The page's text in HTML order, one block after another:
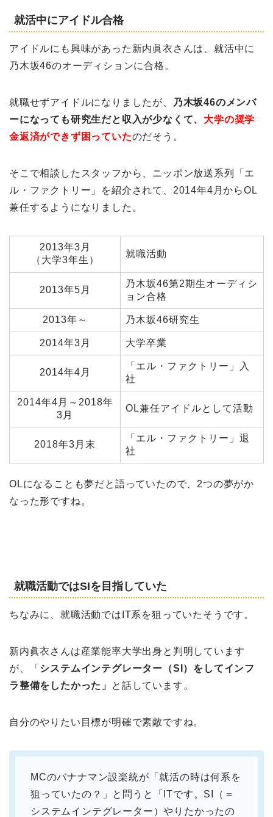
就活中にアイドル合格
アイドルにも興味があった新内眞衣さんは、就活中に
乃木坂46のオーディションに合格。
就職せずアイドルになりましたが、
乃木坂46のメンバ
ーになっても研究生だと収入が少なくて、 大学の奨学
金返済ができず困っていたのだそう。
そこで相談したスタッフから、ニッポン放送系列「エ
ル・ファクトリー」を紹介されて、2014年4月からOL
兼任するようになりました。
2013年3月
（大学3年生）
就職活動
2013年5月
乃木坂46第2期生オーディシ
ョン合格
2013年～ 乃木坂46研究生
2014年3月 大学卒業
2014年4月
「エル・ファクトリー」入
社
2014年4月～2018年
3月
OL兼任アイドルとして活動
2018年3月末
「エル・ファクトリー」退
社
OLになることも夢だと語っていたので、2つの夢がか
なった形ですね。
就職活動ではSIを目指していた
ちなみに、就職活動ではIT系を狙っていたそうです。
新内眞衣さんは産業能率大学出身と判明しています
が、「 システムインテグレーター（SI）をしてインフ
ラ整備をしたかった」
と話しています。
自分のやりたい目標が明確で素敵ですね。
MCのバナナマン設楽統が「就活の時は何系を
狙っていたの？」と問うと「ITです。SI（＝
システムインテグレーター）やりたかったの